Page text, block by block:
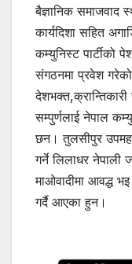
बैज्ञानिक समाजवाद
कार्यदिशा सहित
कम्युनिस्ट पार्टीको
संगठनमा प्रवेश गरेको
सम्पुर्णलाई नेपाल
छन। तुलसीपुर
गर्ने लिलाधर नेपाली
माओवादीमा आवद्ध भइ
गर्दै आएका हुन।